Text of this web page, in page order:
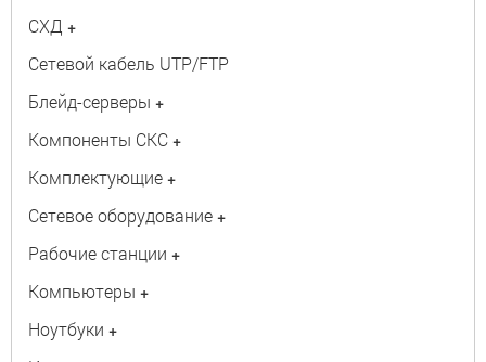
СХД +
Сетевой кабель UTP/FTP
Блейд-серверы +
Компоненты СКС +
Комплектующие +
Сетевое оборудование +
Рабочие станции +
Компьютеры +
Ноутбуки +